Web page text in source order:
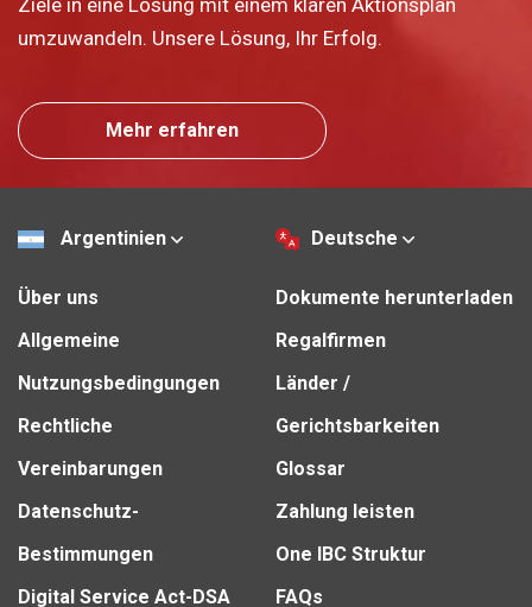
umzuwandeln. Unsere Lösung, Ihr Erfolg.
Mehr erfahren
Argentinien Deutsche
Über uns
Allgemeine
Nutzungsbedingungen
Rechtliche
Vereinbarungen
Datenschutz-
Bestimmungen
Digital Service Act-DSA
Dokumente herunterladen
Regalfirmen
Länder /
Gerichtsbarkeiten
Glossar
Zahlung leisten
One IBC Struktur
FAQs